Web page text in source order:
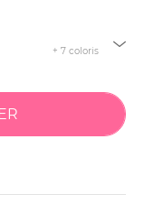
+ 7 coloris